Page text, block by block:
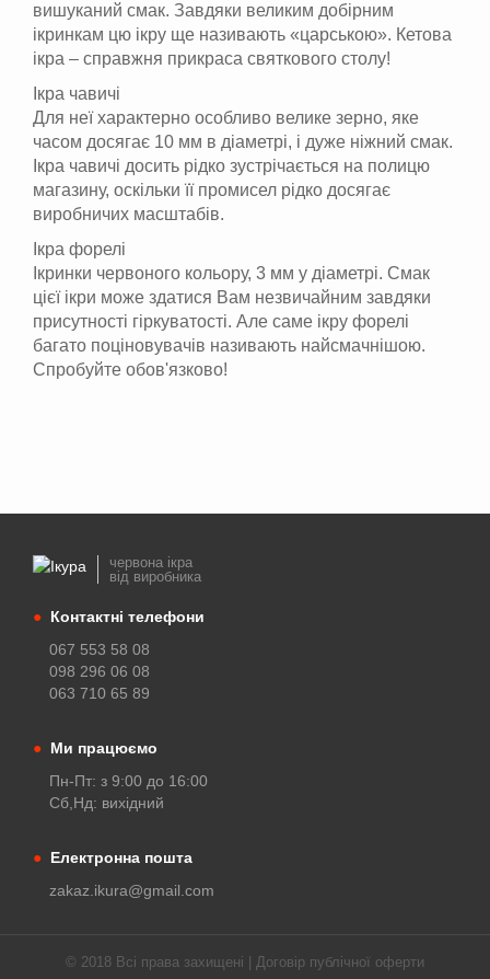
вишуканий смак. Завдяки великим добірним
ікринкам цю ікру ще називають «царською». Кетова
ікра – справжня прикраса святкового столу!
Ікра чавичі
Для неї характерно особливо велике зерно, яке
часом досягає 10 мм в діаметрі, і дуже ніжний смак.
Ікра чавичі досить рідко зустрічається на полицю
магазину, оскільки її промисел рідко досягає
виробничих масштабів.
Ікра форелі
Ікринки червоного кольору, 3 мм у діаметрі. Смак
цієї ікри може здатися Вам незвичайним завдяки
присутності гіркуватості. Але саме ікру форелі
багато поціновувачів називають найсмачнішою.
Спробуйте обов'язково!
червона ікра
від виробника
● Контактні телефони
067 553 58 08
098 296 06 08
063 710 65 89
● Ми працюємо
Пн-Пт: з 9:00 до 16:00
Сб,Нд: вихідний
● Електронна пошта
zakaz.ikura@gmail.com
© 2018 Всі права захищені | Договір публічної оферти